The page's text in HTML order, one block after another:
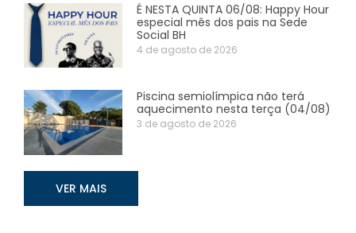
É NESTA QUINTA 06/08: Happy Hour
especial mês dos pais na Sede
Social BH
4 de agosto de 2026
Piscina semiolímpica não terá
aquecimento nesta terça (04/08)
3 de agosto de 2026
VER MAIS